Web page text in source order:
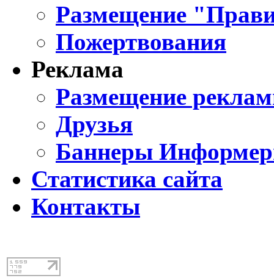
Размещение
Пожертвования
Реклама
Размещение
Друзья
Баннеры
Статистика сайта
Контакты